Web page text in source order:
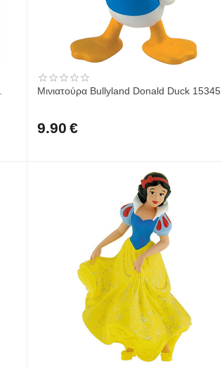
Μινιατούρα Bullyland Donald Duck 15345
9.90 €